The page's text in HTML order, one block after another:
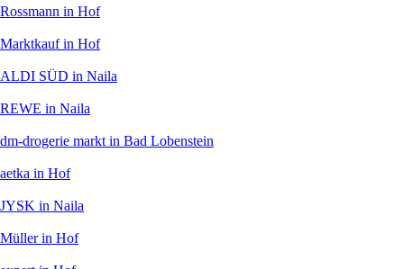
Rossmann in Hof
Marktkaufin Hof
ALDI SÜD in Naila
REWE in Naila
dm-drogerie markt in Bad Lobenstein
aetka in Hof
JYSK in Naila
Müllerin Hof